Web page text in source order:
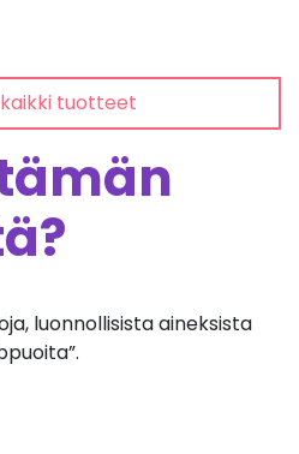
tuotteet
luonnollisista aineksista